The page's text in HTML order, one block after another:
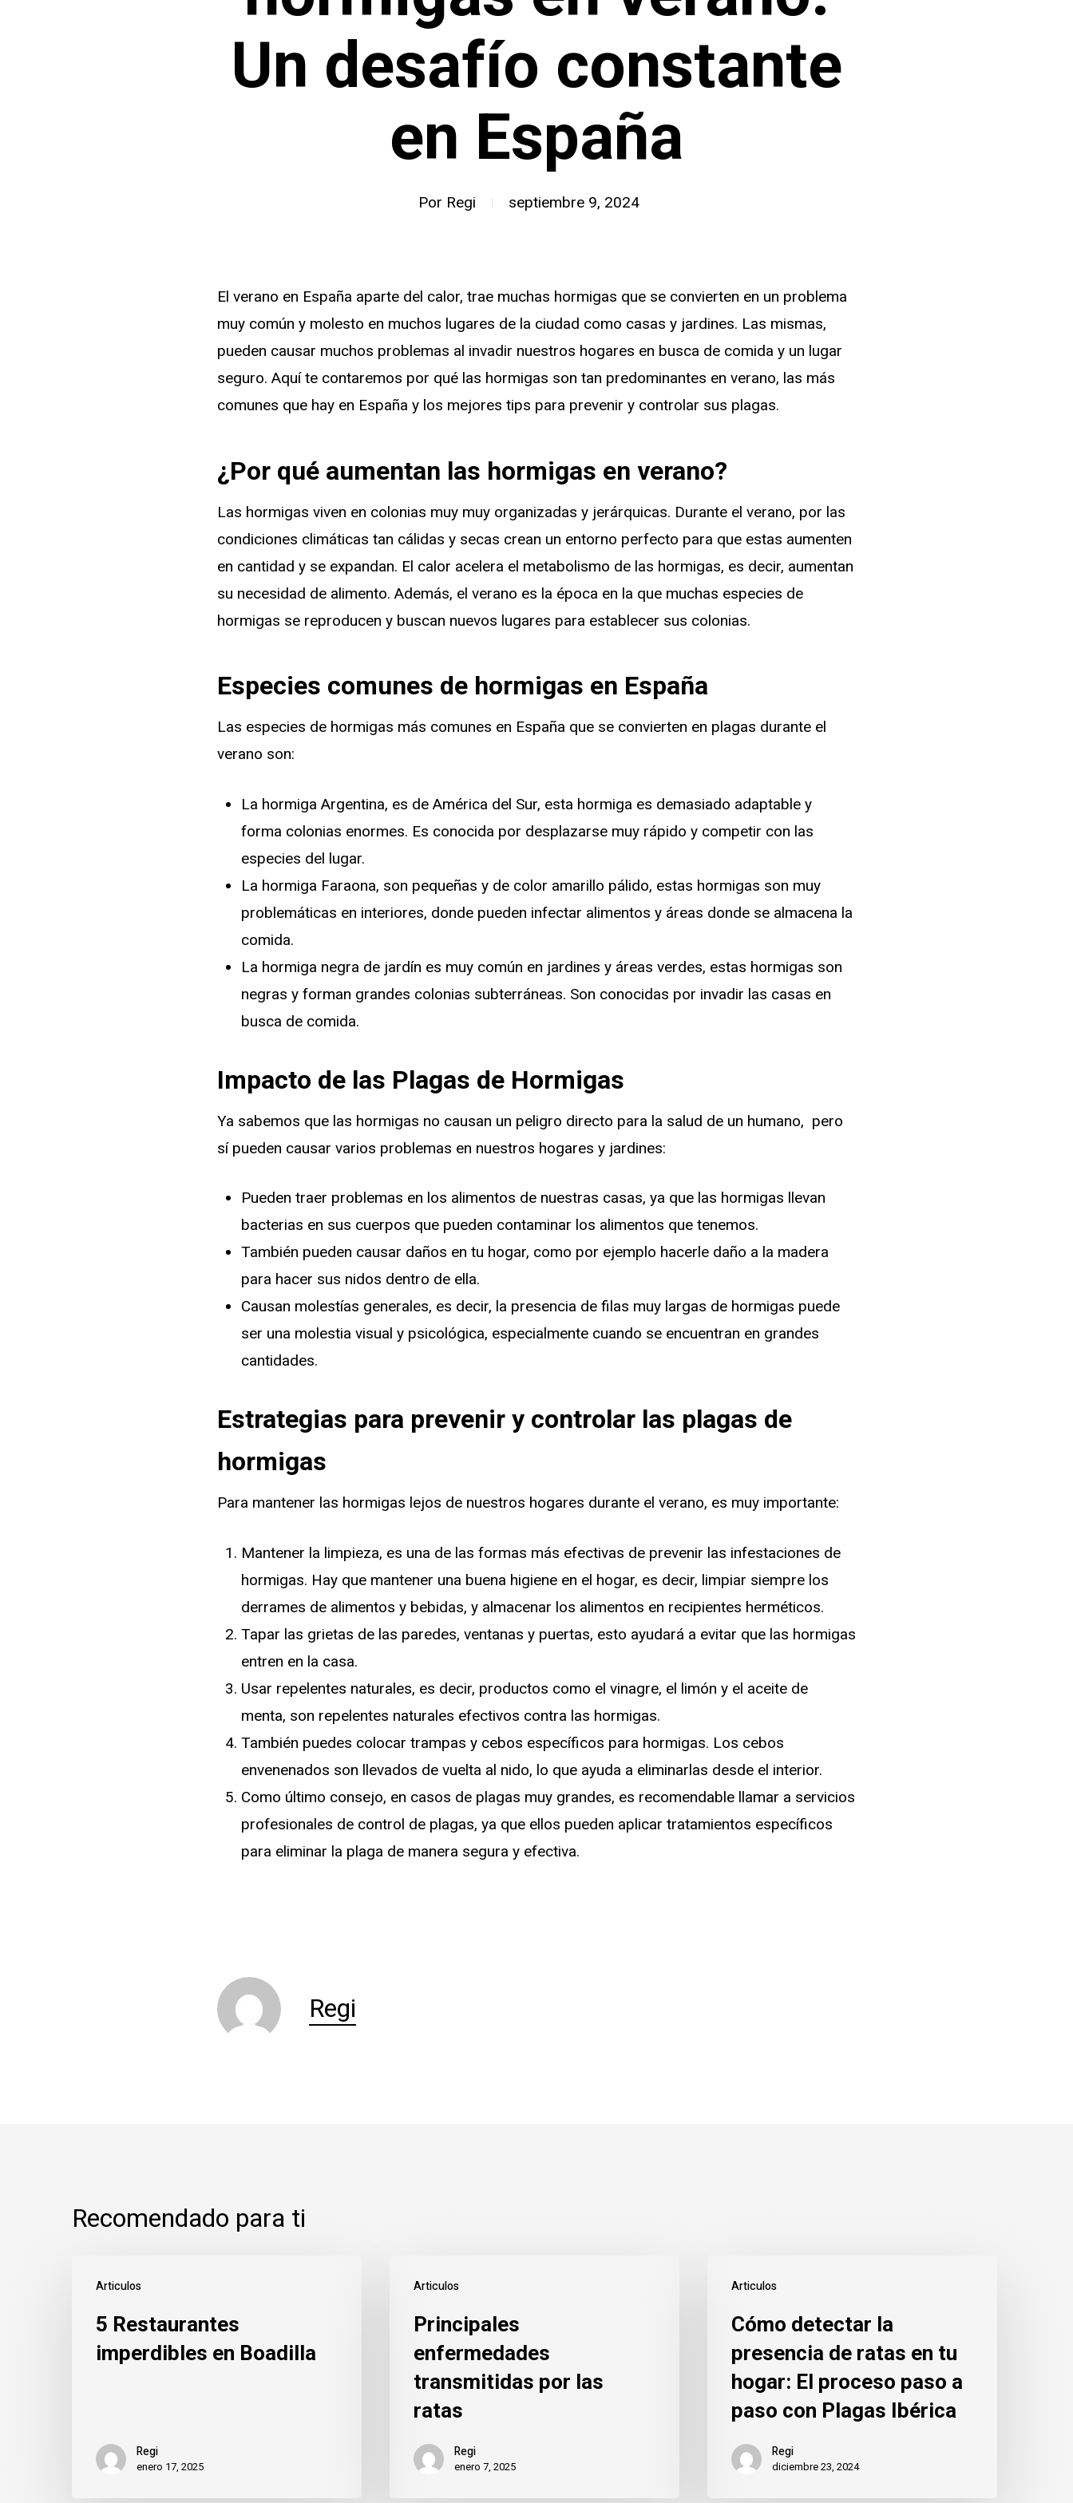
Un desafío constante
en España
Por Regi septiembre 9, 2024
El verano en España aparte del calor, trae muchas hormigas que se convierten en un problema
muy común y molesto en muchos lugares de la ciudad como casas y jardines. Las mismas,
pueden causar muchos problemas al invadir nuestros hogares en busca de comida y un lugar
seguro. Aquí te contaremos por qué las hormigas son tan predominantes en verano, las más
comunes que hay en España y los mejores tips para prevenir y controlar sus plagas.
¿Por qué aumentan las hormigas en verano?
Las hormigas viven en colonias muy muy organizadas y jerárquicas. Durante el verano, por las
condiciones climáticas tan cálidas y secas crean un entorno perfecto para que estas aumenten
en cantidad y se expandan. El calor acelera el metabolismo de las hormigas, es decir, aumentan
su necesidad de alimento. Además, el verano es la época en la que muchas especies de
hormigas se reproducen y buscan nuevos lugares para establecer sus colonias.
Especies comunes de hormigas en España
Las especies de hormigas más comunes en España que se convierten en plagas durante el
verano son:
La hormiga Argentina, es de América del Sur, esta hormiga es demasiado adaptable y
forma colonias enormes. Es conocida por desplazarse muy rápido y competir con las
especies del lugar.
La hormiga Faraona, son pequeñas y de color amarillo pálido, estas hormigas son muy
problemáticas en interiores, donde pueden infectar alimentos y áreas donde se almacena la
comida.
La hormiga negra de jardín es muy común en jardines y áreas verdes, estas hormigas son
negras y forman grandes colonias subterráneas. Son conocidas por invadir las casas en
busca de comida.
Impacto de las Plagas de Hormigas
Ya sabemos que las hormigas no causan un peligro directo para la salud de un humano, pero
sí pueden causar varios problemas en nuestros hogares y jardines:
Pueden traer problemas en los alimentos de nuestras casas, ya que las hormigas llevan
bacterias en sus cuerpos que pueden contaminar los alimentos que tenemos.
También pueden causar daños en tu hogar, como por ejemplo hacerle daño a la madera
para hacer sus nidos dentro de ella.
Causan molestías generales, es decir, la presencia de filas muy largas de hormigas puede
ser una molestia visual y psicológica, especialmente cuando se encuentran en grandes
cantidades.
Estrategias para prevenir y controlar las plagas de
hormigas
Para mantener las hormigas lejos de nuestros hogares durante el verano, es muy importante:
Mantener la limpieza, es una de las formas más efectivas de prevenir las infestaciones de
hormigas. Hay que mantener una buena higiene en el hogar, es decir, limpiar siempre los
derrames de alimentos y bebidas, y almacenar los alimentos en recipientes herméticos.
Tapar las grietas de las paredes, ventanas y puertas, esto ayudará a evitar que las hormigas
entren en la casa.
Usar repelentes naturales, es decir, productos como el vinagre, el limón y el aceite de
menta, son repelentes naturales efectivos contra las hormigas.
También puedes colocar trampas y cebos específicos para hormigas. Los cebos
envenenados son llevados de vuelta al nido, lo que ayuda a eliminarlas desde el interior.
Como último consejo, en casos de plagas muy grandes, es recomendable llamar a servicios
profesionales de control de plagas, ya que ellos pueden aplicar tratamientos específicos
para eliminar la plaga de manera segura y efectiva.
Regi
Recomendado para ti
Articulos
Restaurantes
imperdibles
5 Restaurantes
imperdibles en Boadilla
Regi
enero 17, 2025
Articulos
enfermedades
transmitidas
ratas
Principales
enfermedades
transmitidas por las
ratas
Regi
enero 7, 2025
Articulos
detectar
presencia
ratas
Cómo detectar la
presencia de ratas en tu
hogar: El proceso paso a
paso con Plagas Ibérica
Regi
diciembre 23, 2024